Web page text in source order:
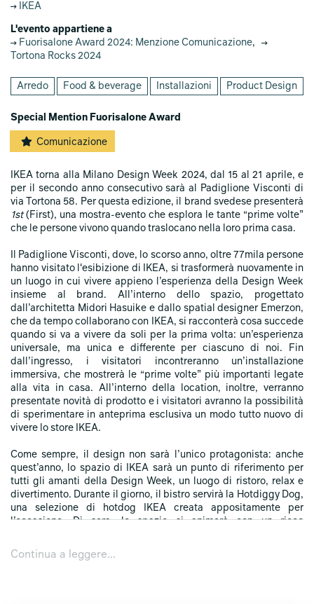
IKEA
L'evento appartiene a
Fuorisalone Award 2024: Menzione Comunicazione,
Tortona Rocks 2024
Arredo Food & beverage Installazioni Product Design
Special Mention Fuorisalone Award
Comunicazione
IKEA torna alla Milano Design Week 2024, dal 15 al 21 aprile, e
per il secondo anno consecutivo sarà al Padiglione Visconti di
via Tortona 58. Per questa edizione, il brand svedese presenterà
1st(First), una mostra-evento che esplora le tante “prime volte”
che le persone vivono quando traslocano nella loro prima casa.
Il Padiglione Visconti, dove, lo scorso anno, oltre 77mila persone
hanno visitato l'esibizione di IKEA, si trasformerà nuovamente in
un luogo in cui vivere appieno l’esperienza della Design Week
insieme al brand. All’interno dello spazio, progettato
dall’architetta Midori Hasuike e dallo spatial designer Emerzon,
che da tempo collaborano con IKEA, si racconterà cosa succede
quando si va a vivere da soli per la prima volta: un’esperienza
universale, ma unica e differente per ciascuno di noi. Fin
dall’ingresso, i visitatori incontreranno un’installazione
immersiva, che mostrerà le “prime volte” più importanti legate
alla vita in casa. All’interno della location, inoltre, verranno
presentate novità di prodotto e i visitatori avranno la possibilità
di sperimentare in anteprima esclusiva un modo tutto nuovo di
vivere lo store IKEA.
Come sempre, il design non sarà l’unico protagonista: anche
quest’anno, lo spazio di IKEA sarà un punto di riferimento per
tutti gli amanti della Design Week, un luogo di ristoro, relax e
divertimento. Durante il giorno, il bistro servirà la Hotdiggy Dog,
una selezione di hotdog IKEA creata appositamente per
l’occasione. Di sera, lo spazio si animerà con un ricco
esibiranno con pezzi inediti.
Continua a leggere...